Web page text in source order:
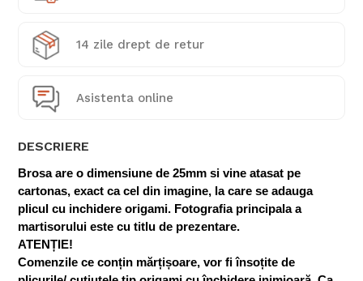
14 zile drept de retur
Asistenta online
DESCRIERE
Brosa are o dimensiune de 25mm si vine atasat pe
cartonas, exact ca cel din imagine, la care se adauga
plicul cu inchidere origami. Fotografia principala a
martisorului este cu titlu de prezentare.
ATENȚIE!
Comenzile ce conțin mărțișoare, vor fi însoțite de